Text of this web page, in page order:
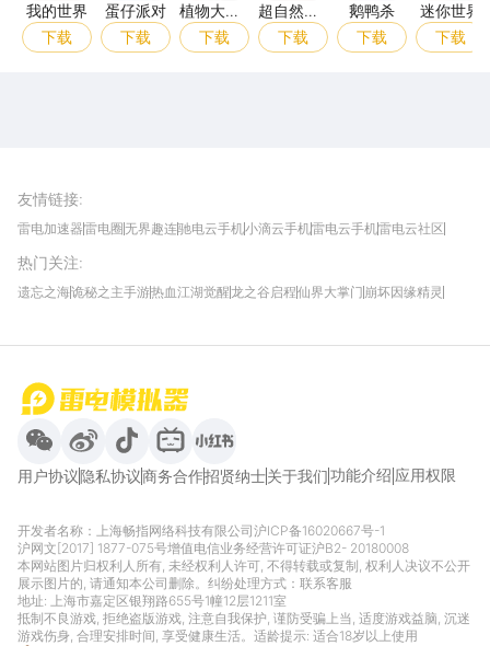
我的世界
下载
蛋仔派对
下载
植物大战
僵尸2高
清版
下载
超自然行
动组下载
鹅鸭杀
下载
迷你世界
下载
友情链接:
雷电加速器雷电圈无界趣连驰电云手机小滴云手机雷电云手机雷电云社区
我爱vr网华军软件园
热门关注:
遗忘之海诡秘之主手游热血江湖觉醒龙之谷启程仙界大掌门 崩坏因缘精灵
用户协议隐私协议商务合作招贤纳士关于我们功能介绍 应用权限
开发者名称：上海畅指网络科技有限公司沪ICP备16020667号-1
沪网文[2017] 1877-075号增值电信业务经营许可证沪B2- 20180008
本网站图片归权利人所有, 未经权利人许可, 不得转载或复制, 权利人决议不公开
展示图片的, 请通知本公司删除。纠纷处理方式： 联系客服
地址: 上海市嘉定区银翔路655号1幢12层1211室
抵制不良游戏, 拒绝盗版游戏, 注意自我保护, 谨防受骗上当, 适度游戏益脑, 沉迷
游戏伤身, 合理安排时间, 享受健康生活。适龄提示: 适合18岁以上使用
首页
微信
微博 抖音 哔哩哔哩